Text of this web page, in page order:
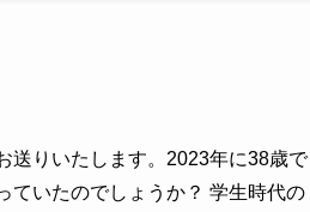
送りいたします。2023年に38歳で
ていたのでしょうか？ 学生時代の